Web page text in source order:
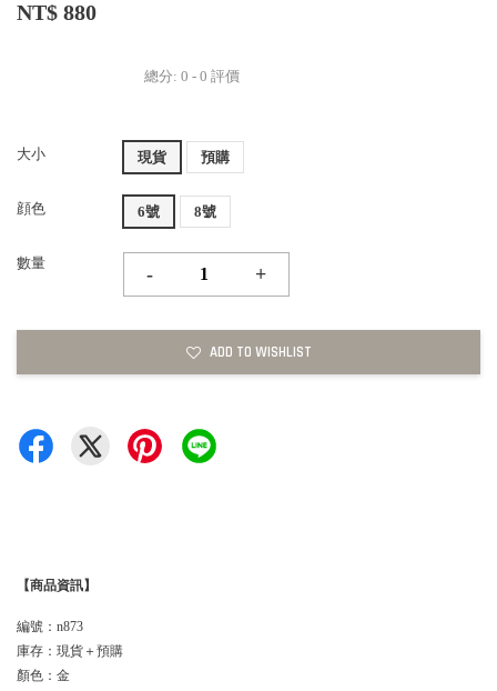
NT$ 880
總分: 0 - 0 評價
大小 現貨 預購
顔色 6號 8號
數量
- +
ADD TO WISHLIST
【商品資訊】
編號：n873
庫存：現貨＋預購
顏色：金